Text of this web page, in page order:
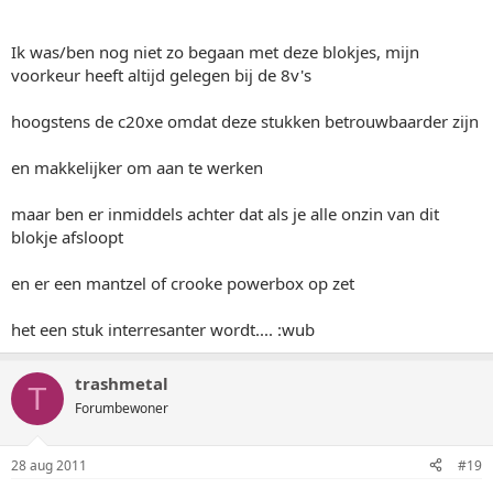
Ik was/ben nog niet zo begaan met deze blokjes, mijn
voorkeur heeft altijd gelegen bij de 8v's
hoogstens de c20xe omdat deze stukken betrouwbaarder zijn
en makkelijker om aan te werken
maar ben er inmiddels achter dat als je alle onzin van dit
blokje afsloopt
en er een mantzel of crooke powerbox op zet
het een stuk interresanter wordt.... :wub
T trashmetal
Forumbewoner
28 aug 2011 #19